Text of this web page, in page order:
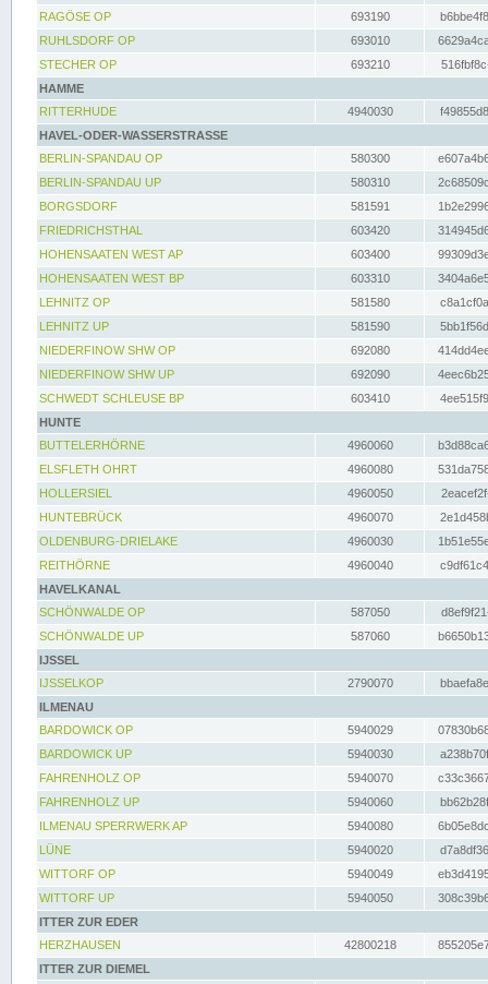
RAGÖSE OP
693190
RUHLSDORF OP
693010
STECHER OP
693210
HAMME
RITTERHUDE
4940030
HAVEL-ODER-WASSERSTRASSE
BERLIN-SPANDAU OP
580300
BERLIN-SPANDAU UP
580310
BORGSDORF
581591
FRIEDRICHSTHAL
603420
HOHENSAATEN WEST AP
603400
HOHENSAATEN WEST BP
603310
LEHNITZ OP
581580
LEHNITZ UP
581590
NIEDERFINOW SHW OP
692080
NIEDERFINOW SHW UP
692090
SCHWEDT SCHLEUSE BP
603410
HUNTE
BUTTELERHÖRNE
4960060
ELSFLETH OHRT
4960080
HOLLERSIEL
4960050
HUNTEBRÜCK
4960070
OLDENBURG-DRIELAKE
4960030
REITHÖRNE
4960040
HAVELKANAL
SCHÖNWALDE OP
587050
SCHÖNWALDE UP
587060
IJSSEL
IJSSELKOP
2790070
ILMENAU
BARDOWICK OP
5940029
BARDOWICK UP
5940030
FAHRENHOLZ OP
5940070
FAHRENHOLZ UP
5940060
ILMENAU SPERRWERK AP
5940080
LÜNE
5940020
WITTORF OP
5940049
WITTORF UP
5940050
ITTER ZUR EDER
HERZHAUSEN
42800218
ITTER ZUR DIEMEL